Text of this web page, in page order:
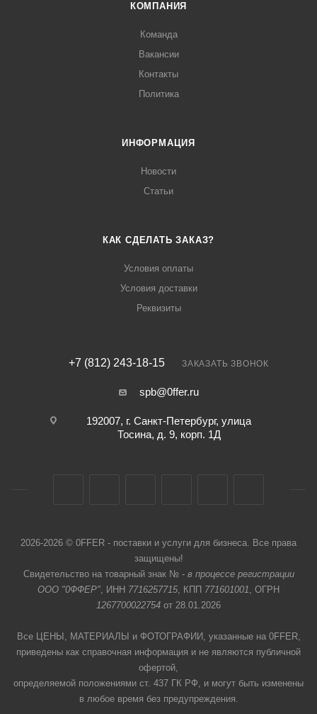
КОМПАНИЯ
Команда
Вакансии
Контакты
Политика
ИНФОРМАЦИЯ
Новости
Статьи
КАК СДЕЛАТЬ ЗАКАЗ?
Условия оплаты
Условия доставки
Реквизиты
+7 (812) 243-18-15 ЗАКАЗАТЬ ЗВОНОК
spb@0ffer.ru
192007, г. Санкт-Петербург, улица
Тосина, д. 9, корп. 1Д
2026-2026 © 0FFER - поставки и услуги для бизнеса. Все права
защищены!
Свидетельство на товарный знак № - в процессе регистрации
ООО "0ФФЕР", ИНН 7716257715, КПП 771601001, ОГРН
1267700022754 от 28.01.2026
Все ЦЕНЫ, МАТЕРИАЛЫ и ФОТОГРАФИИ, указанные на 0FFER,
приведены как справочная информация и не являются публичной
офертой,
определяемой положениями ст. 437 ГК РФ, и могут быть изменены
в любое время без предупреждения.